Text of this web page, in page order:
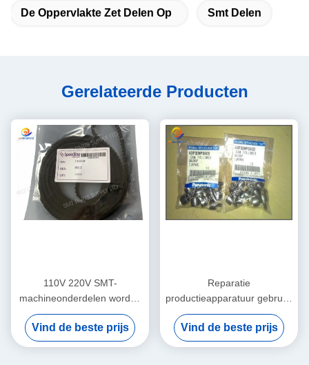
De Oppervlakte Zet Delen Op Smt Delen
Gerelateerde Producten
110V 220V SMT-
machineonderdelen worden
per vliegtuig verzonden
Geïntegreerde
veldonderwijsservice ter
Vind de beste prijs
Reparatie
productieapparatuur gebruikt
in goede staat Ontworpen
voor precisie en consistente
prestaties in productielijnen
Vind de beste prijs